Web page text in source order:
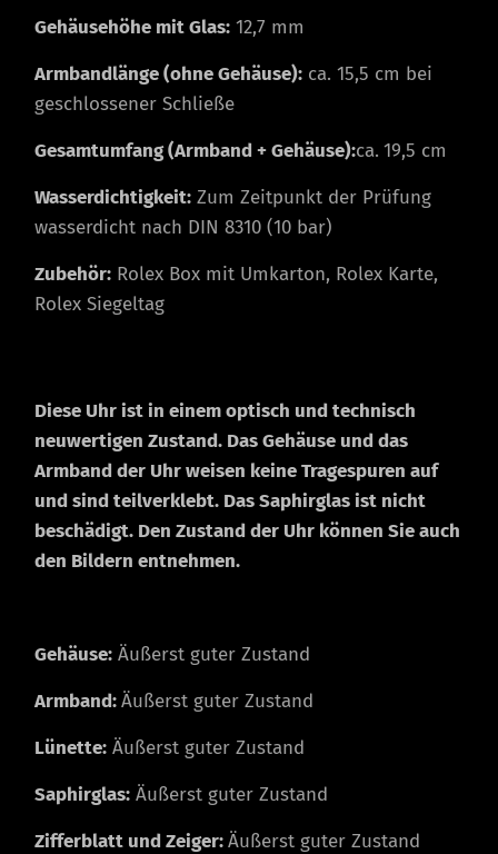
Gehäusehöhe mit Glas: 12,7 mm
Armbandlänge (ohne Gehäuse): ca. 15,5 cm bei
geschlossener Schließe
Gesamtumfang (Armband + Gehäuse):ca. 19,5 cm
Wasserdichtigkeit: Zum Zeitpunkt der Prüfung
wasserdicht nach DIN 8310 (10 bar)
Zubehör: Rolex Box mit Umkarton, Rolex Karte,
Rolex Siegeltag
Diese Uhr ist in einem optisch und technisch
neuwertigen Zustand. Das Gehäuse und das
Armband der Uhr weisen keine Tragespuren auf
und sind teilverklebt. Das Saphirglas ist nicht
beschädigt. Den Zustand der Uhr können Sie auch
den Bildern entnehmen.
Gehäuse: Äußerst guter Zustand
Armband:Äußerst guter Zustand
Lünette: Äußerst guter Zustand
Saphirglas: Äußerst guter Zustand
Zifferblatt und Zeiger:Äußerst guter Zustand